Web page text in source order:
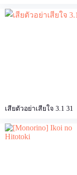
เสียตัวอย่าเสียใจ 3.1 31